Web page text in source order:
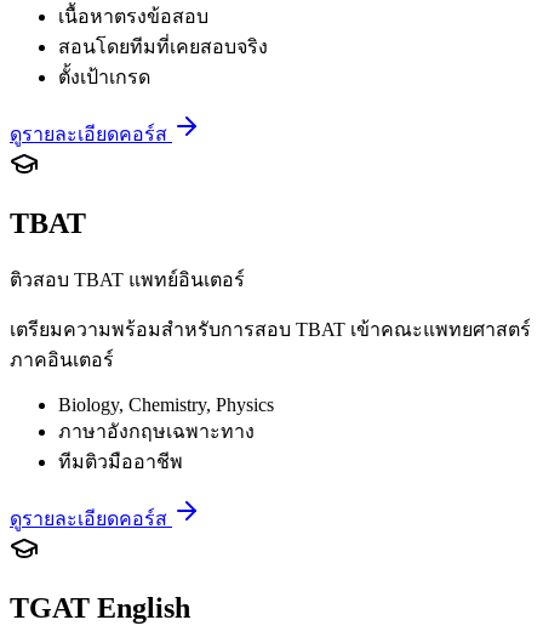
เนื้อหาตรงข้อสอบ
สอนโดยทีมที่เคยสอบจริง
ตั้งเป้าเกรด
ดูรายละเอียดคอร์ส
TBAT
ติวสอบ TBAT แพทย์อินเตอร์
เตรียมความพร้อมสำหรับการสอบ TBAT เข้าคณะแพทยศาสตร์
ภาคอินเตอร์
Biology, Chemistry, Physics
ภาษาอังกฤษเฉพาะทาง
ทีมติวมืออาชีพ
ดูรายละเอียดคอร์ส
TGAT English